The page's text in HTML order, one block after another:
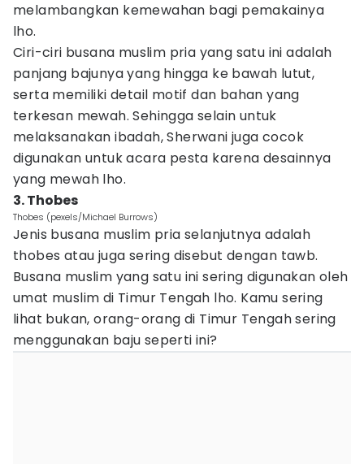
melambangkan kemewahan bagi pemakainya
lho.
Ciri-ciri busana muslim pria yang satu ini adalah
panjang bajunya yang hingga ke bawah lutut,
serta memiliki detail motif dan bahan yang
terkesan mewah. Sehingga selain untuk
melaksanakan ibadah, Sherwani juga cocok
digunakan untuk acara pesta karena desainnya
yang mewah lho.
3. Thobes
Thobes (pexels/Michael Burrows)
Jenis busana muslim pria selanjutnya adalah
thobes atau juga sering disebut dengan tawb.
Busana muslim yang satu ini sering digunakan oleh
umat muslim di Timur Tengah lho. Kamu sering
lihat bukan, orang-orang di Timur Tengah sering
menggunakan baju seperti ini?